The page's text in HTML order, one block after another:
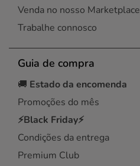
Venda no nosso Marketplace
Trabalhe connosco
Guia de compra
🚚 Estado da encomenda
Promoções do mês
⚡Black Friday⚡
Condições da entrega
Premium Club